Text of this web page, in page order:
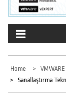
Home
VMWARE
Sanallaştırma